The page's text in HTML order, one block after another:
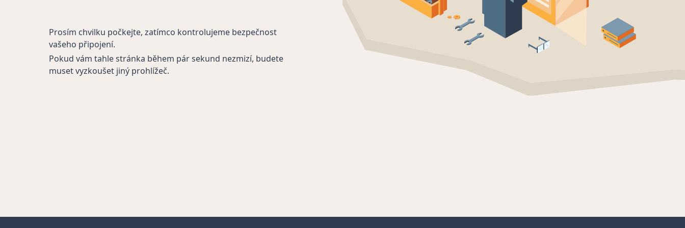
Prosím chvilku počkejte, zatímco kontrolujeme bezpečnost
vašeho připojení.
Pokud vám tahle stránka během pár sekund nezmizí, budete
muset vyzkoušet jiný prohlížeč.